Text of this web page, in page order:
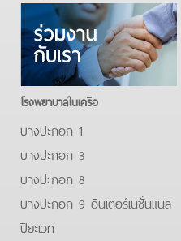
โรงพยาบาลในเครือ
บางปะกอก 1
บางปะกอก 3
บางปะกอก 8
บางปะกอก 9 อินเตอร์เนชั่นแนล
ปิยะเวท